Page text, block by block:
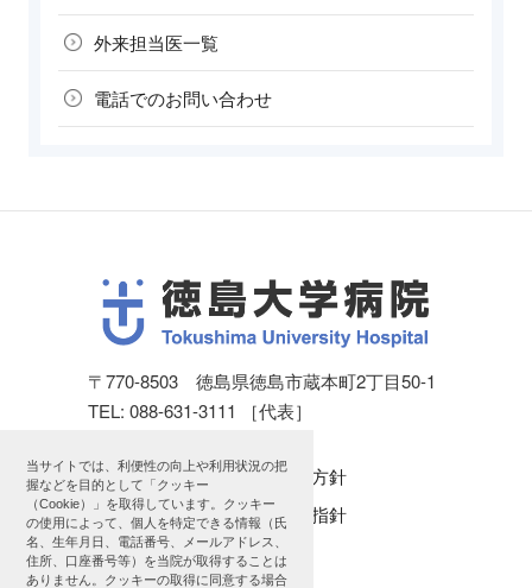
当サイトでは、利便性の向上や利用状況の把
握などを目的として「クッキー
（Cookie）」を取得しています。クッキー
の使用によって、個人を特定できる情報（氏
名、生年月日、電話番号、メールアドレス、
住所、口座番号等）を当院が取得することは
ありません。クッキーの取得に同意する場合
外来担当医一覧
電話でのお問い合わせ
〒770-8503 徳島県徳島市蔵本町2丁目50-1
TEL: 088-631-3111 ［代表］
個人情報保護方針
公表に関する指針
サイトマップ